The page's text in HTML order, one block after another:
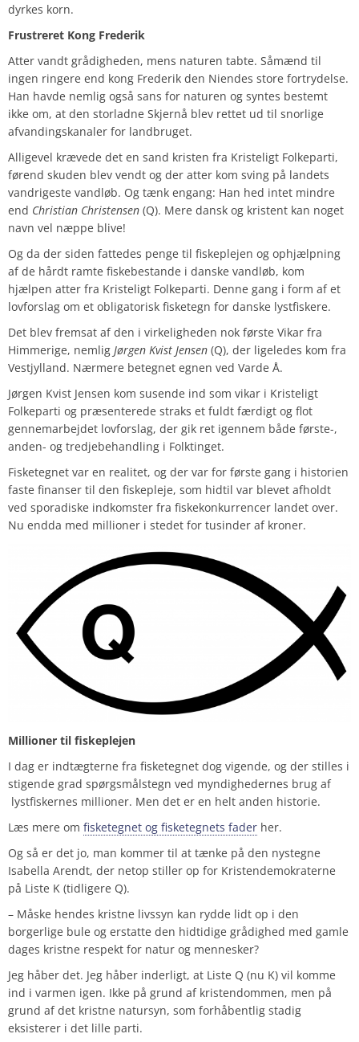
dyrkes korn.
Frustreret Kong Frederik
Atter vandt grådigheden, mens naturen tabte. Såmænd til
ingen ringere end kong Frederik den Niendes store fortrydelse.
Han havde nemlig også sans for naturen og syntes bestemt
ikke om, at den storladne Skjernå blev rettet ud til snorlige
afvandingskanaler for landbruget.
Alligevel krævede det en sand kristen fra Kristeligt Folkeparti,
førend skuden blev vendt og der atter kom sving på landets
vandrigeste vandløb. Og tænk engang: Han hed intet mindre
end Christian Christensen (Q). Mere dansk og kristent kan noget
navn vel næppe blive!
Og da der siden fattedes penge til fiskeplejen og ophjælpning
af de hårdt ramte fiskebestande i danske vandløb, kom
hjælpen atter fra Kristeligt Folkeparti. Denne gang i form af et
lovforslag om et obligatorisk fisketegn for danske lystfiskere.
Det blev fremsat af den i virkeligheden nok første Vikar fra
Himmerige, nemlig Jørgen Kvist Jensen (Q), der ligeledes kom fra
Vestjylland. Nærmere betegnet egnen ved Varde Å.
Jørgen Kvist Jensen kom susende ind som vikar i Kristeligt
Folkeparti og præsenterede straks et fuldt færdigt og flot
gennemarbejdet lovforslag, der gik ret igennem både første-,
anden- og tredjebehandling i Folktinget.
Fisketegnet var en realitet, og der var for første gang i historien
faste finanser til den fiskepleje, som hidtil var blevet afholdt
ved sporadiske indkomster fra fiskekonkurrencer landet over.
Nu endda med millioner i stedet for tusinder af kroner.
Millioner til fiskeplejen
I dag er indtægterne fra fisketegnet dog vigende, og der stilles i
stigende grad spørgsmålstegn ved myndighedernes brug af
lystfiskernes millioner. Men det er en helt anden historie.
Læs mere om fisketegnet og fisketegnets fader her.
Og så er det jo, man kommer til at tænke på den nystegne
Isabella Arendt, der netop stiller op for Kristendemokraterne
på Liste K (tidligere Q).
– Måske hendes kristne livssyn kan rydde lidt op i den
borgerlige bule og erstatte den hidtidige grådighed med gamle
dages kristne respekt for natur og mennesker?
Jeg håber det. Jeg håber inderligt, at Liste Q (nu K) vil komme
ind i varmen igen. Ikke på grund af kristendommen, men på
grund af det kristne natursyn, som forhåbentlig stadig
eksisterer i det lille parti.